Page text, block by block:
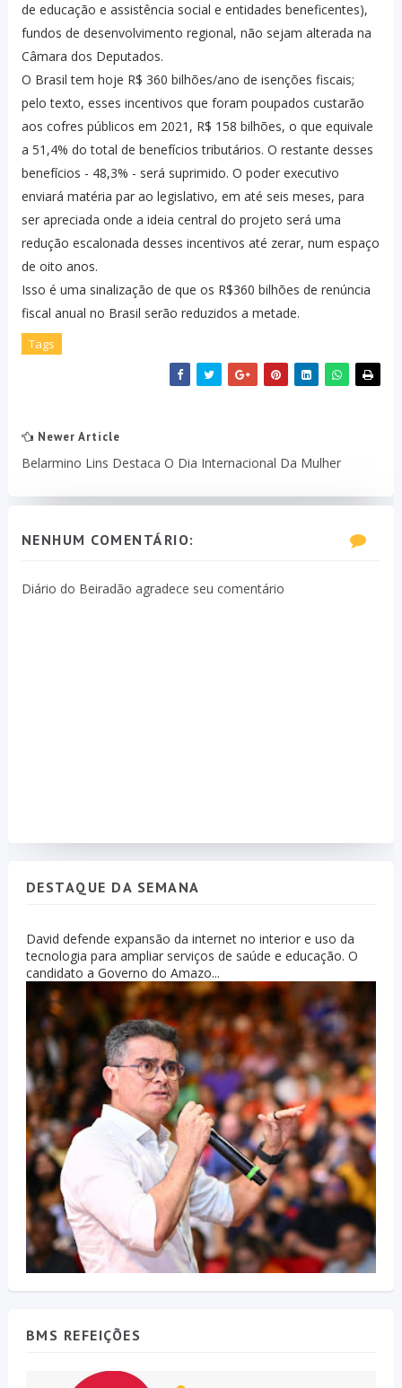
de educação e assistência social e entidades beneficentes),
fundos de desenvolvimento regional, não sejam alterada na
Câmara dos Deputados.
O Brasil tem hoje R$ 360 bilhões/ano de isenções fiscais;
pelo texto, esses incentivos que foram poupados custarão
aos cofres públicos em 2021, R$ 158 bilhões, o que equivale
a 51,4% do total de benefícios tributários. O restante desses
benefícios - 48,3% - será suprimido. O poder executivo
enviará matéria par ao legislativo, em até seis meses, para
ser apreciada onde a ideia central do projeto será uma
redução escalonada desses incentivos até zerar, num espaço
de oito anos.
Isso é uma sinalização de que os R$360 bilhões de renúncia
fiscal anual no Brasil serão reduzidos a metade.
Tags
Newer Article
Belarmino Lins Destaca O Dia Internacional Da Mulher
NENHUM COMENTÁRIO:
Diário do Beiradão agradece seu comentário
DESTAQUE DA SEMANA
David defende expansão da internet no interior e uso da
tecnologia para ampliar serviços de saúde e educação. O
candidato a Governo do Amazo...
BMS REFEIÇÕES